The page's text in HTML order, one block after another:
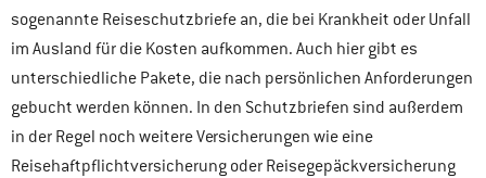
sogenannte Reiseschutzbriefe an, die bei Krankheit oder Unfall
im Ausland für die Kosten aufkommen. Auch hier gibt es
unterschiedliche Pakete, die nach persönlichen Anforderungen
gebucht werden können. In den Schutzbriefen sind außerdem
in der Regel noch weitere Versicherungen wie eine
Reisehaftpflichtversicherung oder Reisegepäckversicherung